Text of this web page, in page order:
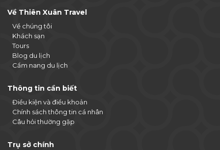
Về Thiên Xuân Travel
Về chúng tôi
Khách sạn
Tours
Blog du lịch
Cẩm nang du lịch
Thông tin cần biết
Điều kiện và điều khoản
Chính sách thông tin cá nhân
Câu hỏi thường gặp
Trụ sở chính